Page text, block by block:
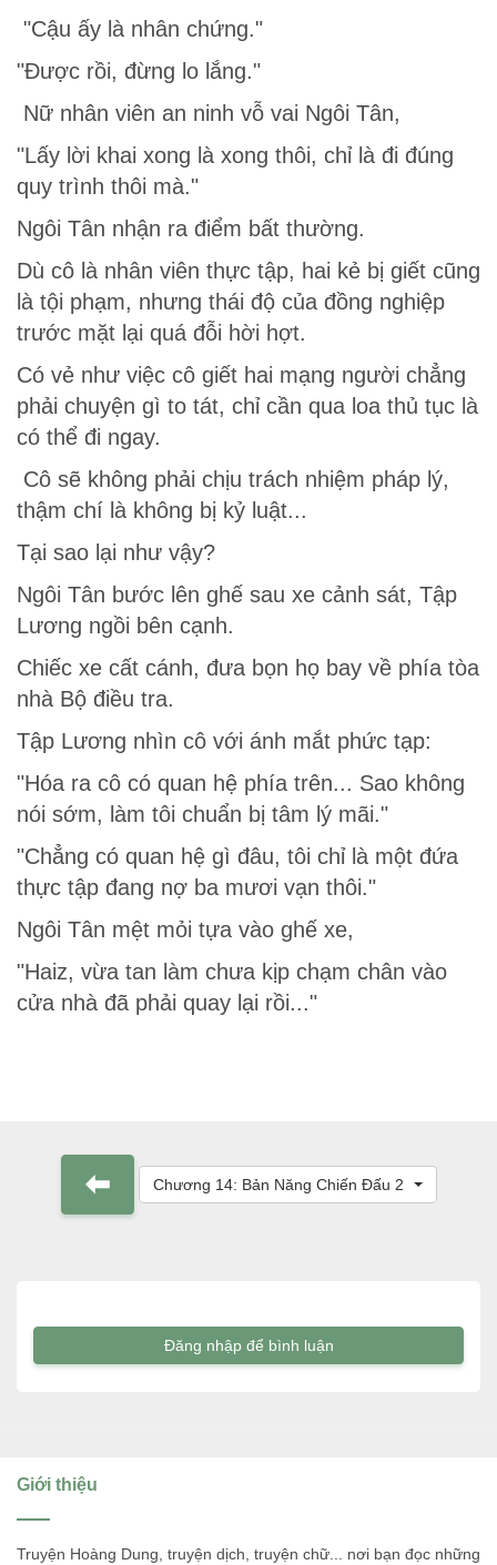
"Cậu ấy là nhân chứng."
"Được rồi, đừng lo lắng."
Nữ nhân viên an ninh vỗ vai Ngôi Tân,
"Lấy lời khai xong là xong thôi, chỉ là đi đúng
quy trình thôi mà."
Ngôi Tân nhận ra điểm bất thường.
Dù cô là nhân viên thực tập, hai kẻ bị giết cũng
là tội phạm, nhưng thái độ của đồng nghiệp
trước mặt lại quá đỗi hời hợt.
Có vẻ như việc cô giết hai mạng người chẳng
phải chuyện gì to tát, chỉ cần qua loa thủ tục là
có thể đi ngay.
Cô sẽ không phải chịu trách nhiệm pháp lý,
thậm chí là không bị kỷ luật...
Tại sao lại như vậy?
Ngôi Tân bước lên ghế sau xe cảnh sát, Tập
Lương ngồi bên cạnh.
Chiếc xe cất cánh, đưa bọn họ bay về phía tòa
nhà Bộ điều tra.
Tập Lương nhìn cô với ánh mắt phức tạp:
"Hóa ra cô có quan hệ phía trên... Sao không
nói sớm, làm tôi chuẩn bị tâm lý mãi."
"Chẳng có quan hệ gì đâu, tôi chỉ là một đứa
thực tập đang nợ ba mươi vạn thôi."
Ngôi Tân mệt mỏi tựa vào ghế xe,
"Haiz, vừa tan làm chưa kịp chạm chân vào
cửa nhà đã phải quay lại rồi..."
Chương 14: Bản Năng Chiến Đấu 2
Đăng nhập để bình luận
Giới thiệu
Truyện Hoàng Dung, truyện dịch, truyện chữ... nơi bạn đọc những